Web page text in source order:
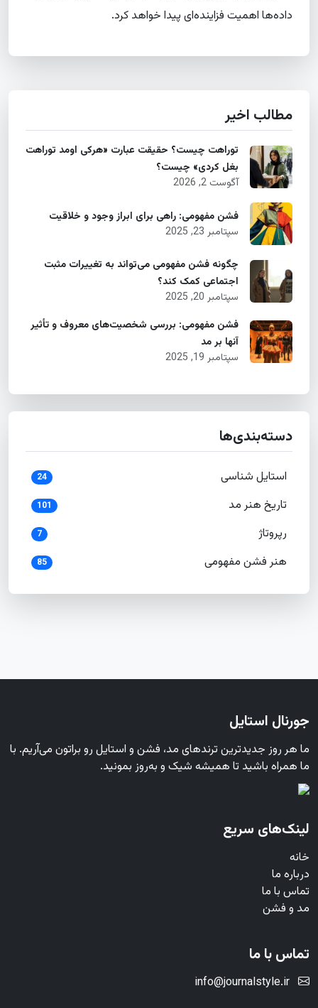
داده‌ها اهمیت فزاینده‌ای پیدا خواهد کرد.
مطالب اخیر
توراهت چیست؟ حقیقت عبارت «هرکی اومد توراهت
بغل کردی» چیست؟
آگوست 2, 2026
فشن مفهومی: راهی برای ابراز وجود و خلاقیت
سپتامبر 23, 2025
چگونه فشن مفهومی می‌تواند به تغییرات مثبت
اجتماعی کمک کند؟
سپتامبر 20, 2025
فشن مفهومی: بررسی شخصیت‌های معروف و تأثیر
آنها بر مد
سپتامبر 19, 2025
دسته‌بندی‌ها
استایل شناسی 24
تاریخ هنر مد 101
رپروتاژ 7
هنر فشن مفهومی 85
جورنال استایل
ما هر روز جدیدترین ترندهای مد، فشن و استایل رو براتون می‌آریم. با
ما همراه باشید تا همیشه شیک و به‌روز بمونید.
لینک‌های سریع
خانه
درباره ما
تماس با ما
مد و فشن
تماس با ما
info@journalstyle.ir